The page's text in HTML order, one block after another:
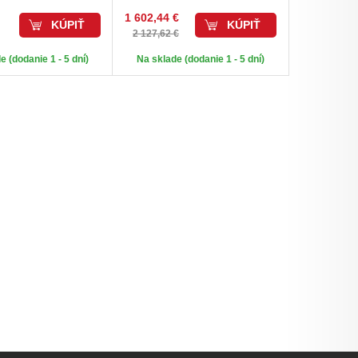
KÚPIŤ
(dodanie 1 - 5 dní)
1 602,44 €
2 127,62 €
KÚPIŤ
Na sklade (dodanie 1 - 5 dní)